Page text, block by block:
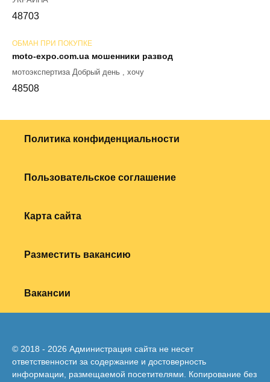
48703
ОБМАН ПРИ ПОКУПКЕ
moto-expo.com.ua мошенники развод
мотоэкспертиза Добрый день , хочу
48508
Политика конфиденциальности
Пользовательское соглашение
Карта сайта
Разместить вакансию
Вакансии
© 2018 - 2026 Администрация сайта не несет
ответственности за содержание и достоверность
информации, размещаемой посетителями. Копирование без